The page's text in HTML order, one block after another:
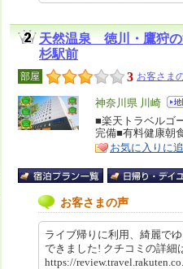
天然温泉 徳川・鷹狩
杉駅前
部屋 3 お客さま
エ
リ
ア
神奈川県 川崎
特
徴
■楽天トラベルゴ
完備■有料健康朝
お気に入りに
お客さまの声
ライブ帰りに利用、綺麗で
できました! クチコミの詳
https://